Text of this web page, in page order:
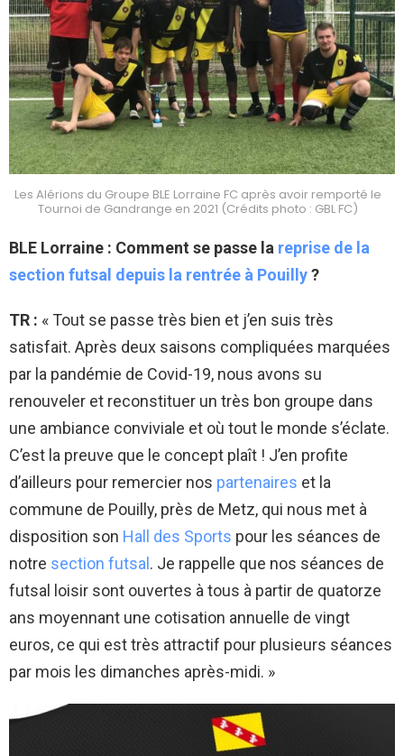
Les Alérions du Groupe BLE Lorraine FC après avoir remporté le
Tournoi de Gandrange en 2021 (Crédits photo : GBL FC)
BLE Lorraine : Comment se passe la reprise de la
section futsal depuis la rentrée à Pouilly?
TR : « Tout se passe très bien et j’en suis très
satisfait. Après deux saisons compliquées marquées
par la pandémie de Covid-19, nous avons su
renouveler et reconstituer un très bon groupe dans
une ambiance conviviale et où tout le monde s’éclate.
C’est la preuve que le concept plaît ! J’en profite
d’ailleurs pour remercier nos partenaires et la
commune de Pouilly, près de Metz, qui nous met à
disposition son Hall des Sports pour les séances de
notre section futsal . Je rappelle que nos séances de
futsal loisir sont ouvertes à tous à partir de quatorze
ans moyennant une cotisation annuelle de vingt
euros, ce qui est très attractif pour plusieurs séances
par mois les dimanches après-midi. »